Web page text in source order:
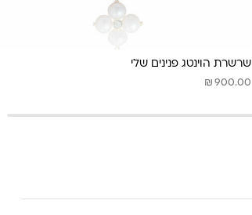
שרשרת הוינטג פנינים שלי
₪ 900.00